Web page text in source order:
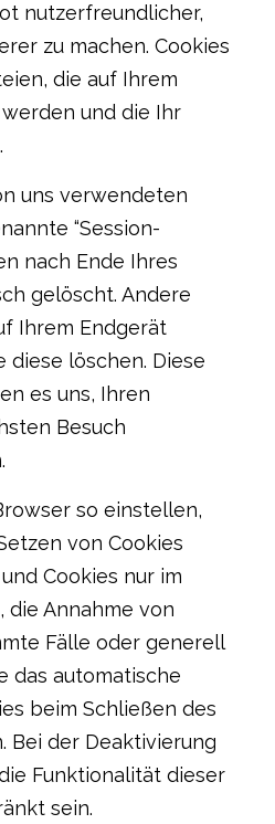
nutzerfreundlicher,
zu machen. Cookies
die auf Ihrem
und die Ihr
uns verwendeten
“Session-
nach Ende Ihres
gelöscht. Andere
Ihrem Endgerät
diese löschen. Diese
es uns, Ihren
Besuch
so einstellen,
von Cookies
Cookies nur im
die Annahme von
Fälle oder generell
das automatische
beim Schließen des
Bei der Deaktivierung
Funktionalität dieser
sein.